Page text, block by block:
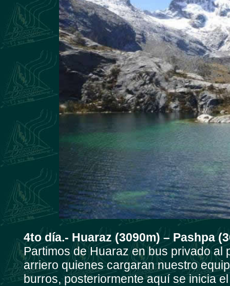
4to día.- Huaraz (3090m) – Pashpa
Partimos de Huaraz en bus privado al
arriero quienes cargaran nuestro
burros, posteriormente aquí se inicia